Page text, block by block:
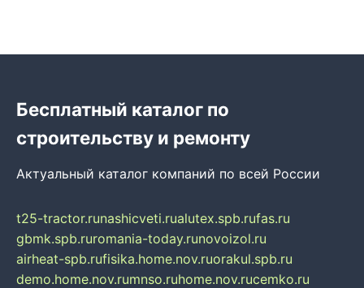
Бесплатный каталог по
строительству и ремонту
Актуальный каталог компаний по всей России
t25-tractor.runashicveti.rualutex.spb.rufas.ru
gbmk.spb.ruromania-today.runovoizol.ru
airheat-spb.rufisika.home.nov.ruorakul.spb.ru
demo.home.nov.rumnso.ruhome.nov.rucemko.ru